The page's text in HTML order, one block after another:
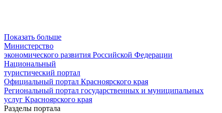
Показать больше
Министерство
экономического развития Российской Федерации
Национальный
туристический портал
Официальный портал Красноярского края
Региональный портал государственных и муниципальных
услуг Красноярского края
Разделы портала